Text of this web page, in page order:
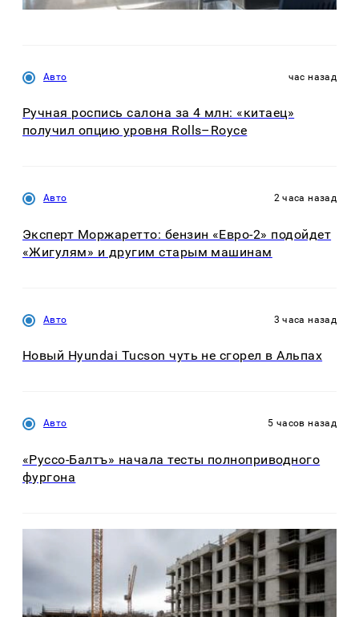
Авто час назад
Ручная роспись салона за 4 млн: «китаец»
получил опцию уровня Rolls–Royce
Авто 2 часа назад
Эксперт Моржаретто: бензин «Евро-2» подойдет
«Жигулям» и другим старым машинам
Авто 3 часа назад
Новый Hyundai Tucson чуть не сгорел в Альпах
Авто 5 часов назад
«Руссо-Балтъ» начала тесты полноприводного
фургона